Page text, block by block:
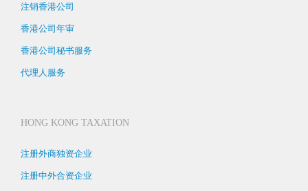
注销香港公司
香港公司年审
香港公司秘书服务
代理人服务
HONG KONG TAXATION
注册外商独资企业
注册中外合资企业